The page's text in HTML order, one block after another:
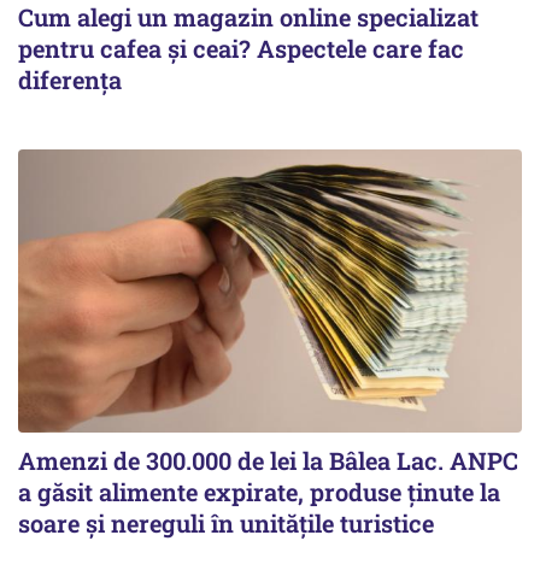
Cum alegi un magazin online specializat
pentru cafea și ceai? Aspectele care fac
diferența
Amenzi de 300.000 de lei la Bâlea Lac. ANPC
a găsit alimente expirate, produse ținute la
soare și nereguli în unitățile turistice